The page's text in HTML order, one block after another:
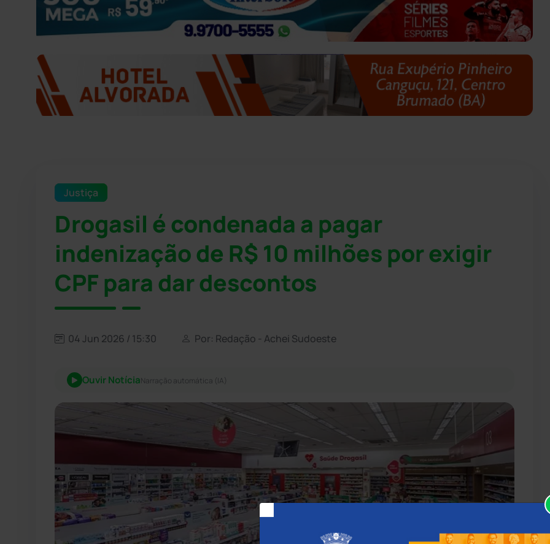
Justiça
Drogasil é condenada a pagar
indenização de R$ 10 milhões por exigir
CPF para dar descontos
04 Jun 2026 / 15:30 Por: Redação - Achei Sudoeste
Ouvir NotíciaNarração automática (IA)